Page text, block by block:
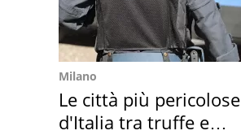
Milano
Le città più pericolose
d'Italia tra truffe e